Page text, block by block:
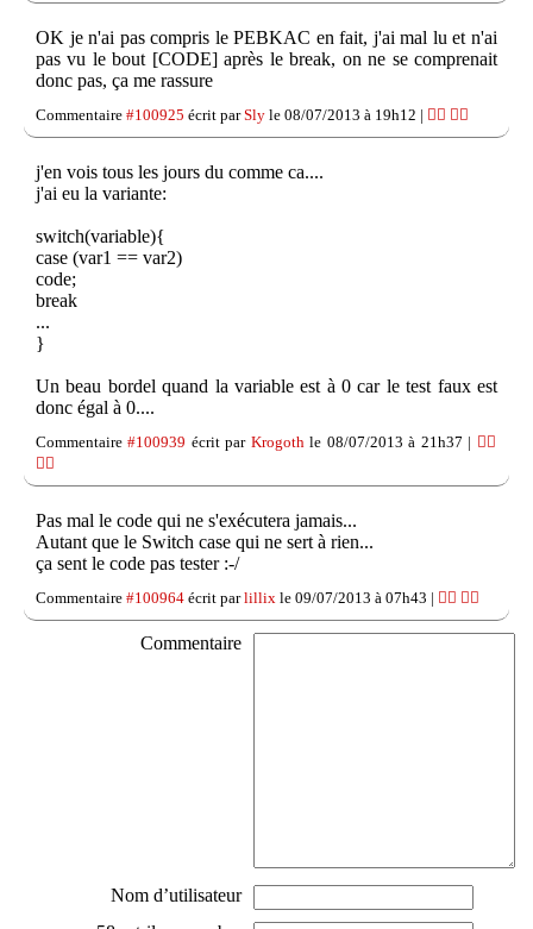
OK je n'ai pas compris le PEBKAC en fait, j'ai mal lu et n'ai
pas vu le bout [CODE] après le break, on ne se comprenait
donc pas, ça me rassure
Commentaire #100925 écrit parSly le 08/07/2013 à 19h12 | 👍🏽 👎🏽
j'en vois tous les jours du comme ca....
j'ai eu la variante:
switch(variable){
case (var1 == var2)
code;
break
...
}
Un beau bordel quand la variable est à 0 car le test faux est
donc égal à 0....
Commentaire#100939 écrit par Krogothle 08/07/2013 à 21h37 | 👍🏽
👎🏽
Pas mal le code qui ne s'exécutera jamais...
Autant que le Switch case qui ne sert à rien...
ça sent le code pas tester :-/
Commentaire #100964 écrit parlillix le 09/07/2013 à 07h43 | 👍🏽 👎🏽
Commentaire
Nom d’utilisateur